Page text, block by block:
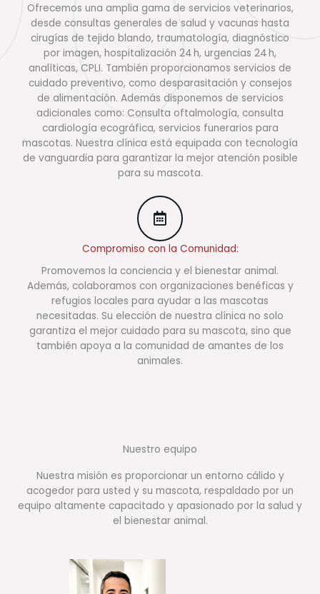
Ofrecemos una amplia gama de servicios veterinarios,
desde consultas generales de salud y vacunas hasta
cirugías de tejido blando, traumatología, diagnóstico
por imagen, hospitalización 24 h, urgencias 24 h,
analíticas, CPLI. También proporcionamos servicios de
cuidado preventivo, como desparasitación y consejos
de alimentación. Además disponemos de servicios
adicionales como: Consulta oftalmología, consulta
cardiología ecográfica, servicios funerarios para
mascotas. Nuestra clínica está equipada con tecnología
de vanguardia para garantizar la mejor atención posible
para su mascota.
Compromiso con la Comunidad:
Promovemos la conciencia y el bienestar animal.
Además, colaboramos con organizaciones benéficas y
refugios locales para ayudar a las mascotas
necesitadas. Su elección de nuestra clínica no solo
garantiza el mejor cuidado para su mascota, sino que
también apoya a la comunidad de amantes de los
animales.
Nuestro equipo
Nuestra misión es proporcionar un entorno cálido y
acogedor para usted y su mascota, respaldado por un
equipo altamente capacitado y apasionado por la salud y
el bienestar animal.